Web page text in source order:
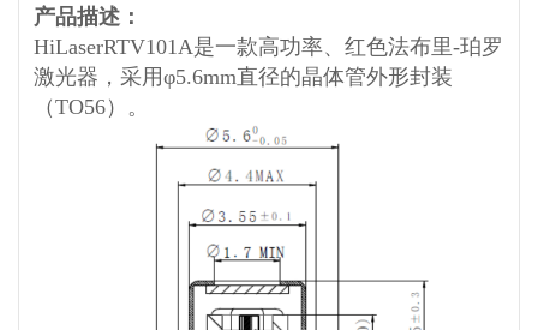
产品描述：
HiLaserRTV101A是一款高功率、红色法布里-珀罗
激光器，采用φ5.6mm直径的晶体管外形封装
（TO56）。